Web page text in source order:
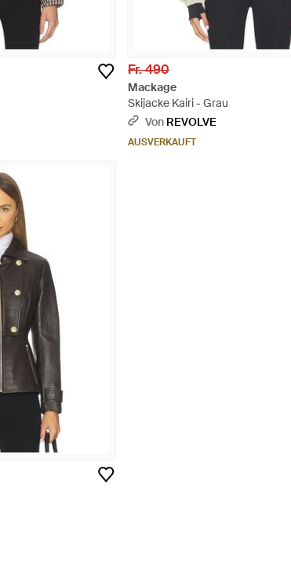
Fr. 490
Mackage
Skijacke Kairi - Grau
Von REVOLVE
AUSVERKAUFT